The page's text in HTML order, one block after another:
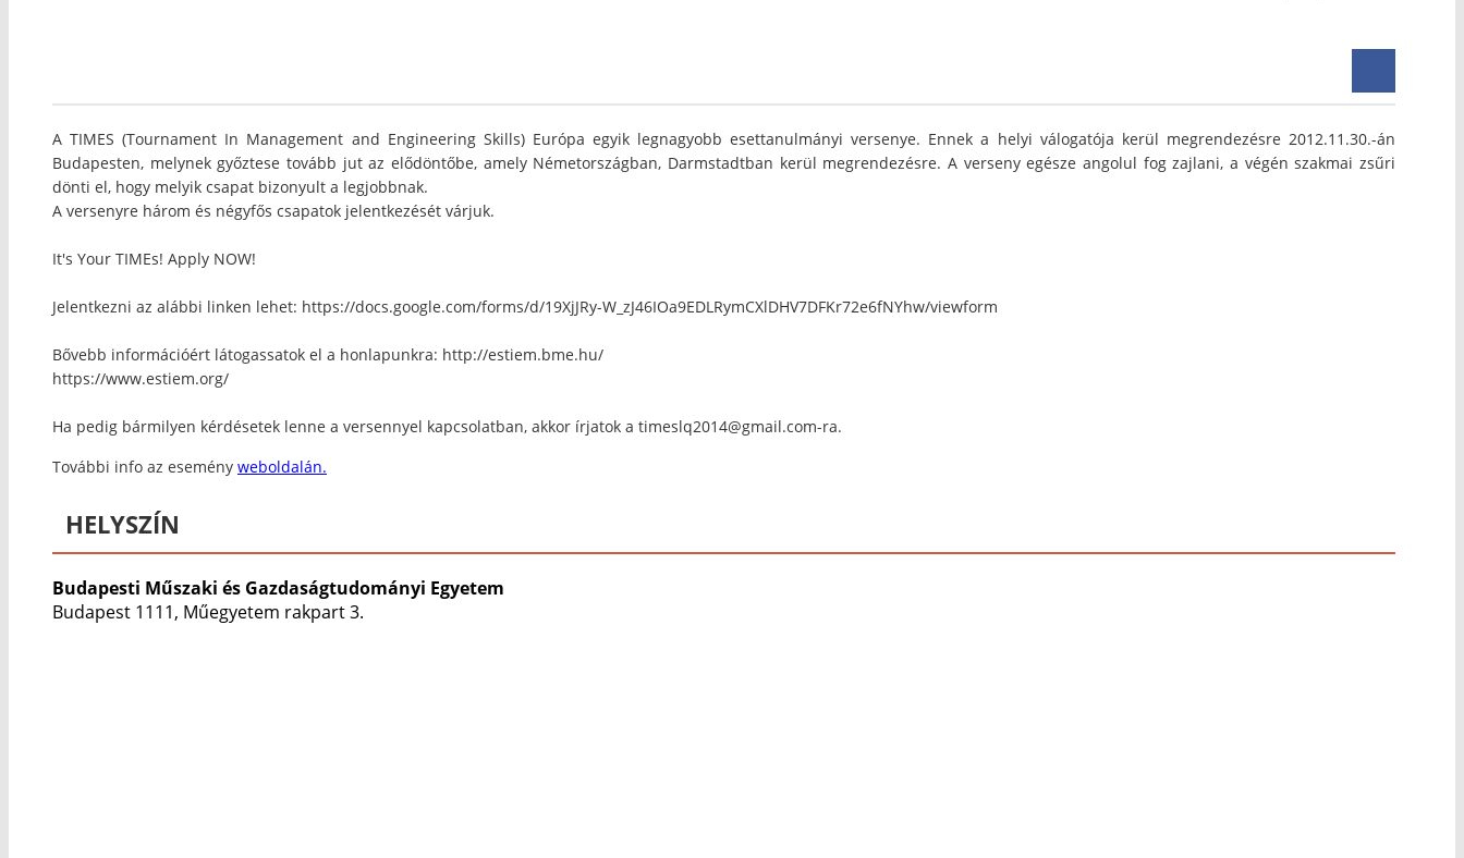
A TIMES (Tournament In Management and Engineering Skills) Európa egyik legnagyobb esettanulmányi versenye. Ennek a helyi válogatója kerül megrendezésre 2012.11.30.-án
Budapesten, melynek győztese tovább jut az elődöntőbe, amely Németországban, Darmstadtban kerül megrendezésre. A verseny egésze angolul fog zajlani, a végén szakmai zsűri
dönti el, hogy melyik csapat bizonyult a legjobbnak.
A versenyre három és négyfős csapatok jelentkezését várjuk.
It's Your TIMEs! Apply NOW!
Jelentkezni az alábbi linken lehet: https://docs.google.com/forms/d/19XjJRy-W_zJ46IOa9EDLRymCXlDHV7DFKr72e6fNYhw/viewform
Bővebb információért látogassatok el a honlapunkra: http://estiem.bme.hu/
https://www.estiem.org/
Ha pedig bármilyen kérdésetek lenne a versennyel kapcsolatban, akkor írjatok a timeslq2014@gmail.com-ra.
További info az esemény weboldalán.
HELYSZÍN
Budapesti Műszaki és Gazdaságtudományi Egyetem
Budapest 1111, Műegyetem rakpart 3.